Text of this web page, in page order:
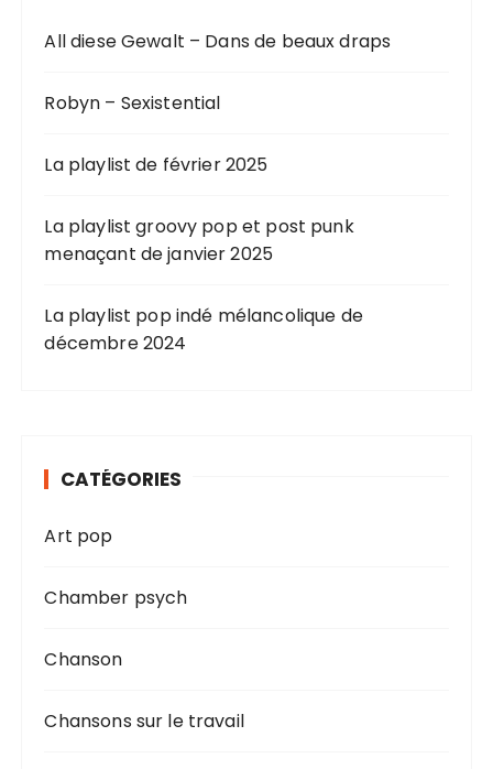
All diese Gewalt – Dans de beaux draps
Robyn – Sexistential
La playlist de février 2025
La playlist groovy pop et post punk
menaçant de janvier 2025
La playlist pop indé mélancolique de
décembre 2024
CATÉGORIES
Art pop
Chamber psych
Chanson
Chansons sur le travail